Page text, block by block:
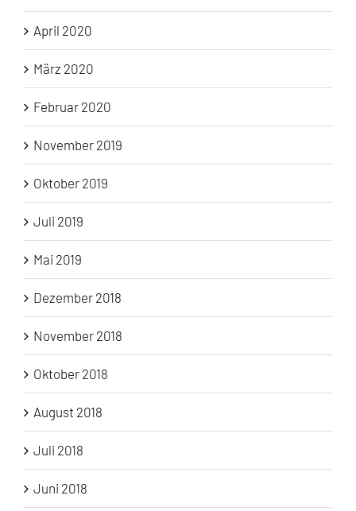
April 2020
März 2020
Februar 2020
November 2019
Oktober 2019
Juli 2019
Mai 2019
Dezember 2018
November 2018
Oktober 2018
August 2018
Juli 2018
Juni 2018